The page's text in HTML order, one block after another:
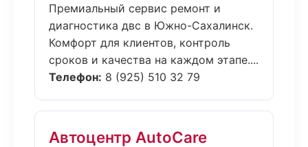
Премиальный сервис ремонт и
диагностика двс в Южно-Сахалинск.
Комфорт для клиентов, контроль
сроков и качества на каждом этапе....
Телефон: 8 (925) 510 32 79
Автоцентр AutoCare